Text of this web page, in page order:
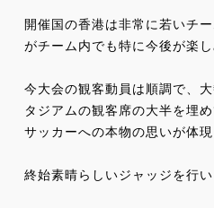
開催国の香港は非常に若いチー
がチーム内でも特に今後が楽
今大会の観客動員は順調で、
タジアムの観客席の大半を埋
サッカーへの本物の思いが体現
終始素晴らしいジャッジを行